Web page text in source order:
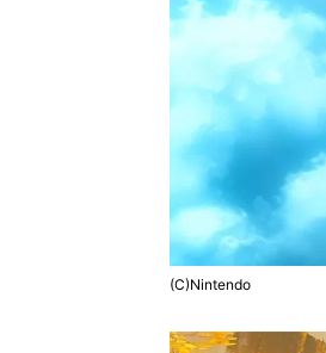
(C)Nintendo